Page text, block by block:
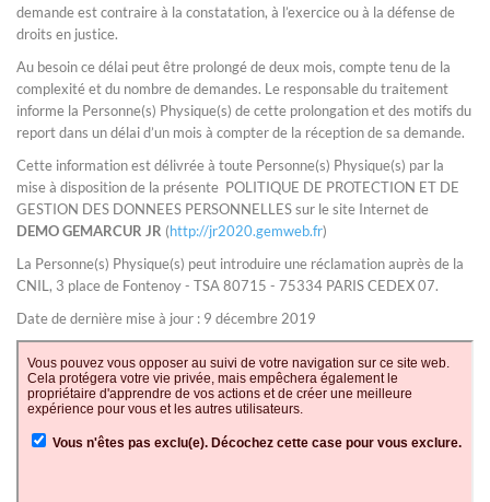
demande est contraire à la constatation, à l’exercice ou à la défense de
droits en justice.
Au besoin ce délai peut être prolongé de deux mois, compte tenu de la
complexité et du nombre de demandes. Le responsable du traitement
informe la Personne(s) Physique(s) de cette prolongation et des motifs du
report dans un délai d’un mois à compter de la réception de sa demande.
Cette information est délivrée à toute Personne(s) Physique(s) par la
mise à disposition de la présente POLITIQUE DE PROTECTION ET DE
GESTION DES DONNEES PERSONNELLES sur le site Internet de
DEMO GEMARCUR JR (http://jr2020.gemweb.fr)
La Personne(s) Physique(s) peut introduire une réclamation auprès de la
CNIL, 3 place de Fontenoy - TSA 80715 - 75334 PARIS CEDEX 07.
Date de dernière mise à jour : 9 décembre 2019